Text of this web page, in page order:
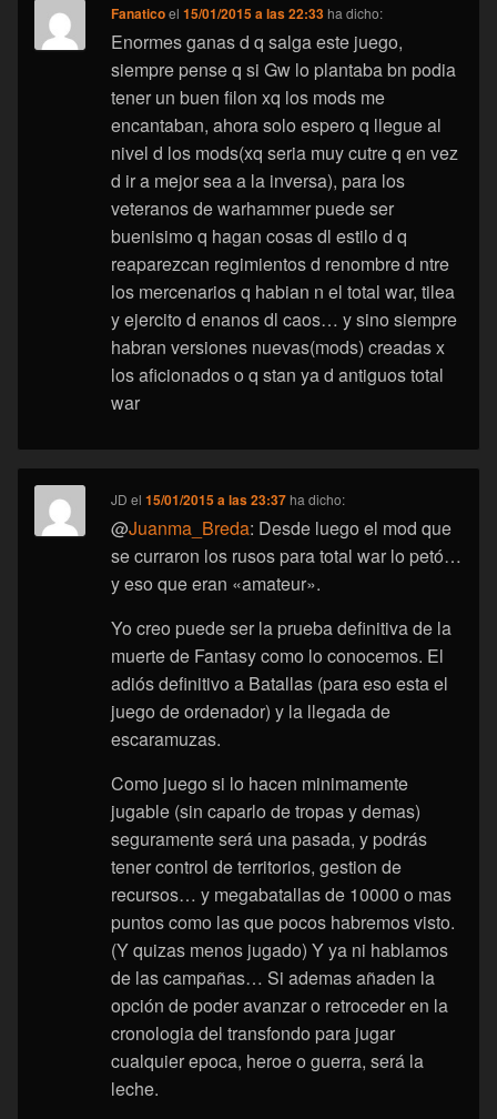
Fanaticoel15/01/2015 a las 22:33 ha dicho:
Enormes ganas d q salga este juego,
siempre pense q si Gw lo plantaba bn podia
tener un buen filon xq los mods me
encantaban, ahora solo espero q llegue al
nivel d los mods(xq seria muy cutre q en vez
d ir a mejor sea a la inversa), para los
veteranos de warhammer puede ser
buenisimo q hagan cosas dl estilo d q
reaparezcan regimientos d renombre d ntre
los mercenarios q habian n el total war, tilea
y ejercito d enanos dl caos… y sino siempre
habran versiones nuevas(mods) creadas x
los aficionados o q stan ya d antiguos total
war
JD el15/01/2015 a las 23:37 ha dicho:
@Juanma_Breda: Desde luego el mod que
se curraron los rusos para total war lo petó…
y eso que eran «amateur».
Yo creo puede ser la prueba definitiva de la
muerte de Fantasy como lo conocemos. El
adiós definitivo a Batallas (para eso esta el
juego de ordenador) y la llegada de
escaramuzas.
Como juego si lo hacen minimamente
jugable (sin caparlo de tropas y demas)
seguramente será una pasada, y podrás
tener control de territorios, gestion de
recursos… y megabatallas de 10000 o mas
puntos como las que pocos habremos visto.
(Y quizas menos jugado) Y ya ni hablamos
de las campañas… Si ademas añaden la
opción de poder avanzar o retroceder en la
cronologia del transfondo para jugar
cualquier epoca, heroe o guerra, será la
leche.